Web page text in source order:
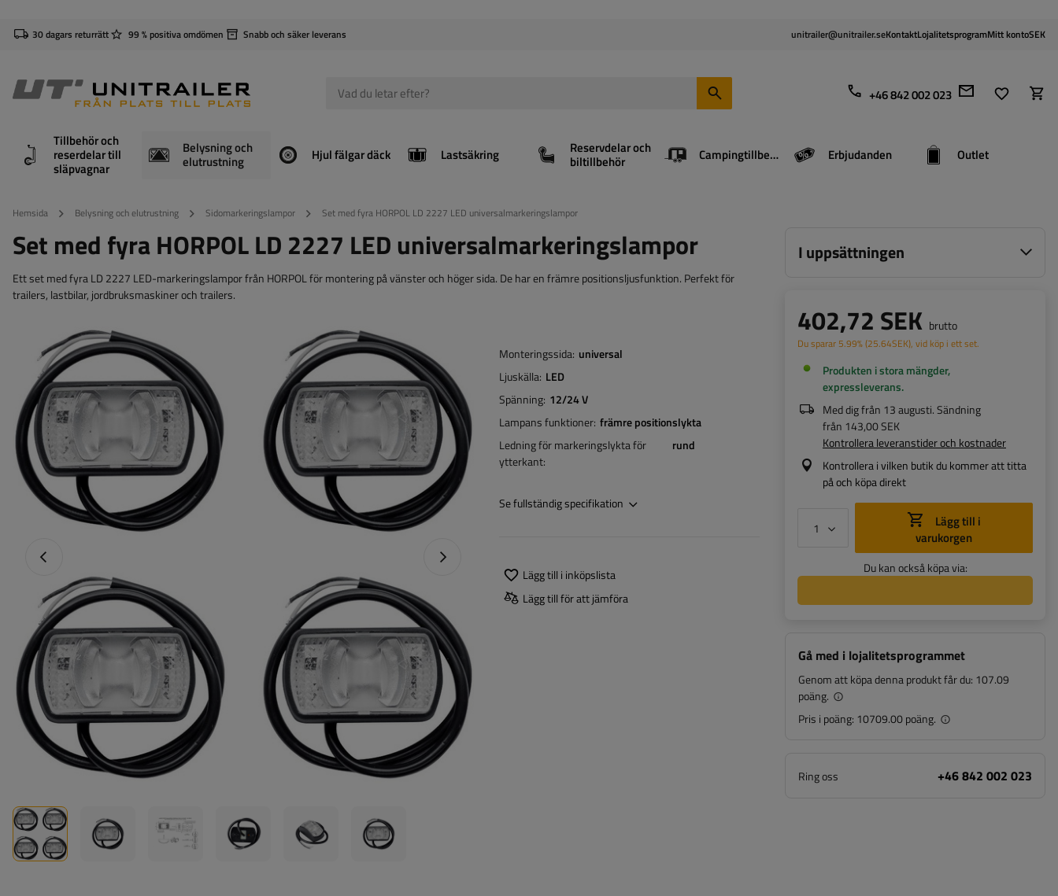
30 dagars returrätt 99 % positiva omdömen Snabb och säker leverans unitrailer@unitrailer.seKontaktLojalitetsprogramMitt kontoSEK
+46 842 002 023
Tillbehör och
reserdelar till
släpvagnar
Belysning och
elutrustning Hjul fälgar däck Lastsäkring Reservdelar och
biltillbehör Campingtillbehör Erbjudanden Outlet
Hemsida Belysning och elutrustning Sidomarkeringslampor Set med fyra HORPOL LD 2227 LED universalmarkeringslampor
Set med fyra HORPOL LD 2227 LED universalmarkeringslampor
Ett set med fyra LD 2227 LED-markeringslampor från HORPOL för montering på vänster och höger sida. De har en främre positionsljusfunktion. Perfekt för
trailers, lastbilar, jordbruksmaskiner och trailers.
Föregående foto Nästa foto
Monteringssida universal
Ljuskälla LED
Spänning 12/24 V
Lampans funktioner främre positionslykta
Ledning för markeringslykta för
ytterkant
rund
Se fullständig specifikation
Lägg till i inköpslista
Lägg till för att jämföra
I uppsättningen
402,72 SEK brutto
Du sparar 5.99%(25.64SEK), vid köp i ett set.
Produkten i stora mängder,
expressleverans
Med dig från 13 augusti. Sändning
från 143,00 SEK
Kontrollera leveranstider och kostnader
Kontrollera i vilken butik du kommer att titta
på och köpa direkt
varukorgen
Du kan också köpa via:
Gå med i lojalitetsprogrammet
Genom att köpa denna produkt får du: 107.09
poäng.
Pris i poäng: 10709.00 poäng.
Ring oss +46 842 002 023